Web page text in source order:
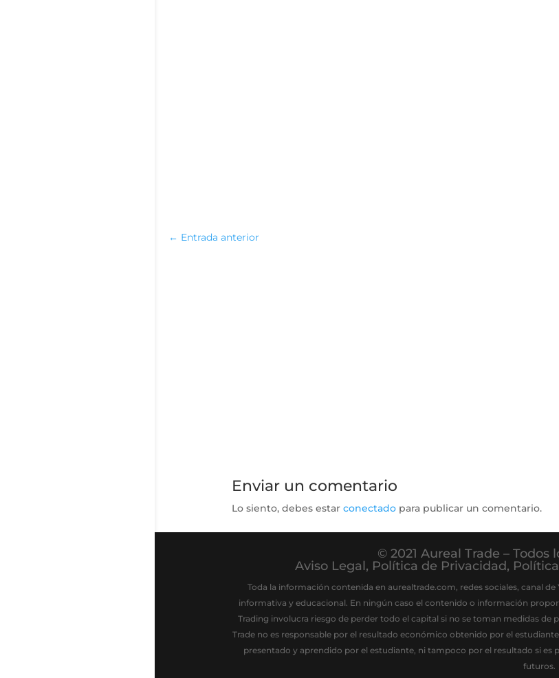
← Entrada anterior
Enviar un comentario
Lo siento, debes estar conectadopara publicar un comentario.
© 2021 Aureal Trade – Todos
Aviso Legal, Política de Privacidad,
Toda la información contenida en aurealtrade.com, redes sociales, canal
informativa y educacional. En ningún caso el contenido o información
Trading involucra riesgo de perder todo el capital si no se toman medidas
Trade no es responsable por el resultado económico obtenido por el
presentado y aprendido por el estudiante, ni tampoco por el resultado si
futuros.